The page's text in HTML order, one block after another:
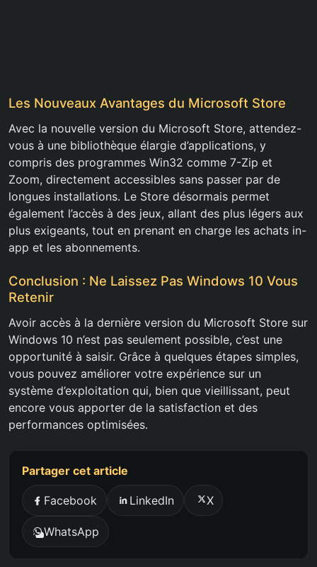
Les Nouveaux Avantages du Microsoft Store
Avec la nouvelle version du Microsoft Store, attendez-
vous à une bibliothèque élargie d’applications, y
compris des programmes Win32 comme 7-Zip et
Zoom, directement accessibles sans passer par de
longues installations. Le Store désormais permet
également l’accès à des jeux, allant des plus légers aux
plus exigeants, tout en prenant en charge les achats in-
app et les abonnements.
Conclusion : Ne Laissez Pas Windows 10 Vous
Retenir
Avoir accès à la dernière version du Microsoft Store sur
Windows 10 n’est pas seulement possible, c’est une
opportunité à saisir. Grâce à quelques étapes simples,
vous pouvez améliorer votre expérience sur un
système d’exploitation qui, bien que vieillissant, peut
encore vous apporter de la satisfaction et des
performances optimisées.
Partager cet article
Facebook LinkedIn X
WhatsApp